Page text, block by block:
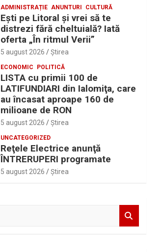
ADMINISTRAȚIE ANUNTURI CULTURĂ
Eşti pe Litoral şi vrei să te
distrezi fără cheltuială? Iată
oferta „În ritmul Verii”
5 august 2026 Ştirea
ECONOMIC POLITICĂ
LISTA cu primii 100 de
LATIFUNDIARI din Ialomiţa, care
au încasat aproape 160 de
milioane de RON
5 august 2026 Ştirea
UNCATEGORIZED
Reţele Electrice anunţă
ÎNTRERUPERI programate
5 august 2026 Ştirea